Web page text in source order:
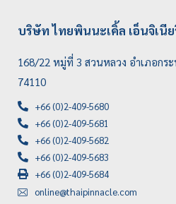
บริษัท ไทยพินนะเคิ้ล เอ็นจิเนีย
168/22 หมู่ที่ 3 สวนหลวง อำเภอกร
74110
+66 (0)2-409-5680
+66 (0)2-409-5681
+66 (0)2-409-5682
+66 (0)2-409-5683
+66 (0)2-409-5684
online@thaipinnacle.com